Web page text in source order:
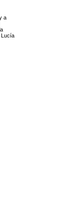
a
Lucía